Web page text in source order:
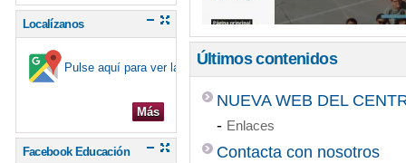
Localízanos
Pulse aquí para ver la ubicación en el mapa
Más
Facebook Educación
Últimos contenidos
NUEVA WEB DEL
- Enlaces
Contacta con nosotros